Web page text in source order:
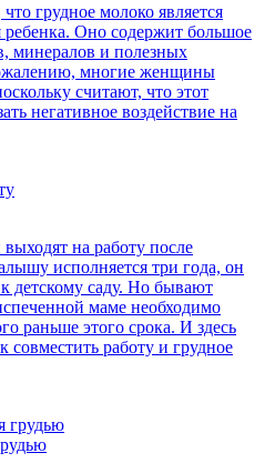
грудное молоко является
Оно содержит большое
минералов и полезных
многие женщины
считают, что этот
негативное воздействие на
на работу после
исполняется три года, он
детскому саду. Но бывают
маме необходимо
раньше этого срока. И здесь
совместить работу и грудное